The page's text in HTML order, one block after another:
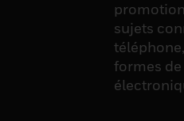
sujets
formes